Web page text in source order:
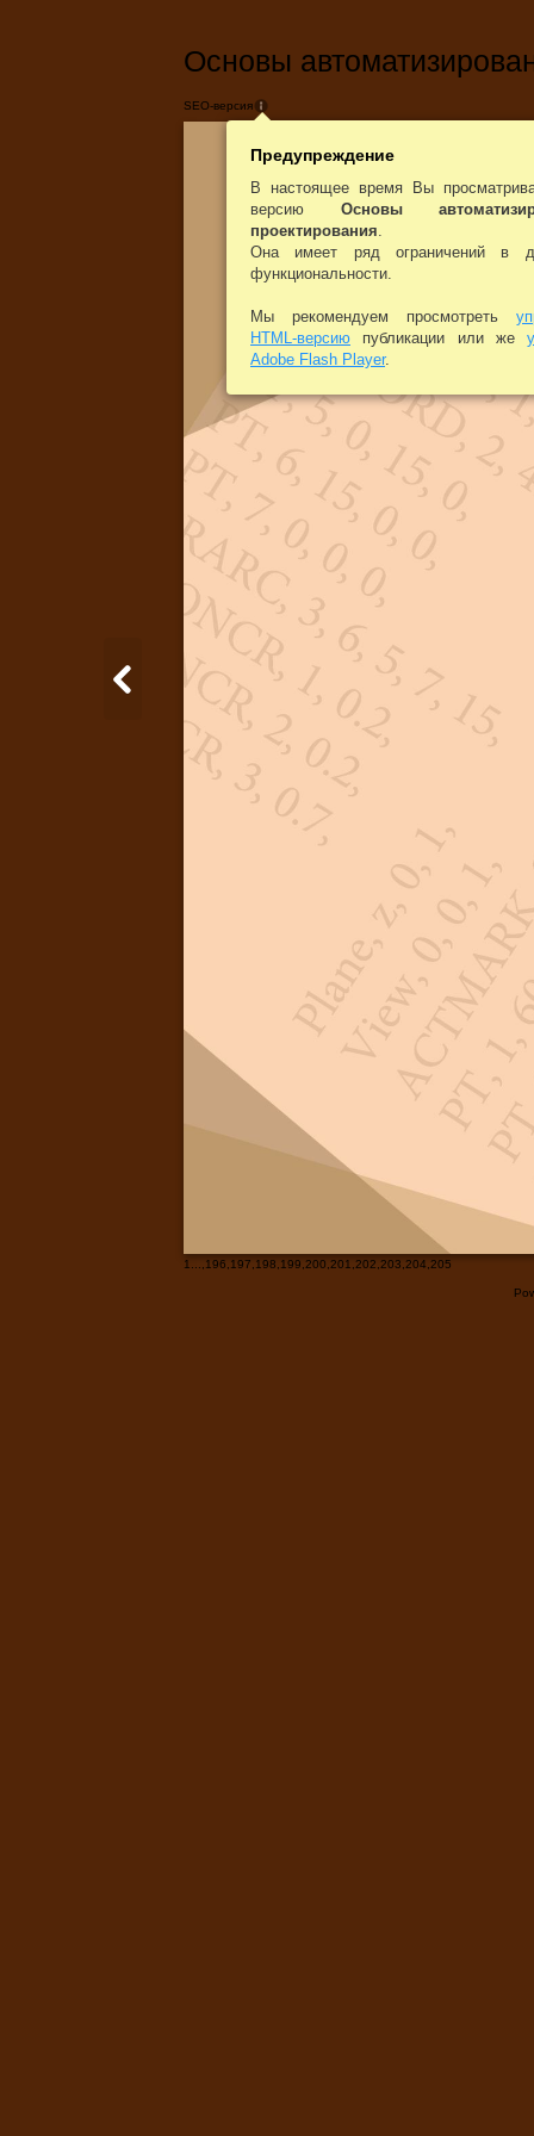
Основы
SEO-версия
Предупреждение
В настоящее время Вы
версию Основы
проектирования
Она имеет ряд ограничений в
функциональности.
Мы рекомендуем просмотреть
HTML-версию публикации или же
Adobe Flash Player.
1 196 197 198 199 200 201 202 203 204 205